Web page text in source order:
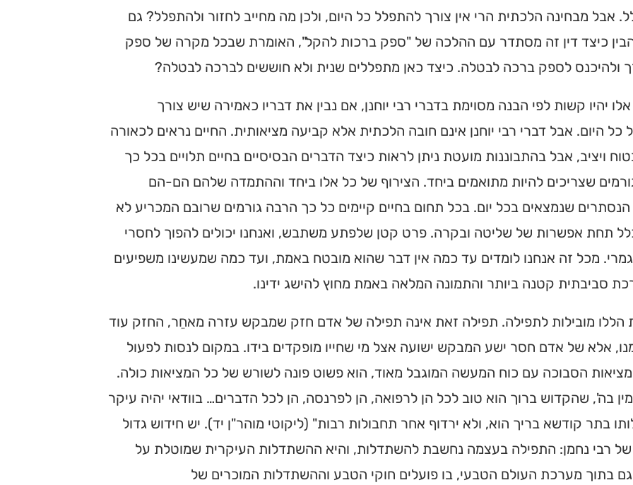
אבל מבחינה הלכתית הרי אין צורך להתפלל כל היום, ולכן מה מחייב לחזור ולהתפלל? גם
כיצד דין זה מסתדר עם ההלכה של "ספק ברכות להקל", האומרת שבכל מקרה של ספק
ולהיכנס לספק ברכה לבטלה. כיצד כאן מתפללים שנית ולא חוששים לברכה לבטלה?
יהיו קשות לפי הבנה מסוימת בדברי רבי יוחנן, אם נבין את דבריו כאמירה שיש צורך
כל היום. אבל דברי רבי יוחנן אינם חובה הלכתית אלא קביעה מציאותית. החיים נראים לכאורה
ויציב, אבל בהתבוננות מועטת ניתן לראות כיצד הדברים הבסיסיים בחיים תלויים בכל כך
שצריכים להיות מתואמים ביחד. הצירוף של כל אלו ביחד וההתמדה שלהם הם-הם
הנסתרים שנמצאים בכל יום. בכל תחום בחיים קיימים כל כך הרבה גורמים שרובם המכריע לא
תחת אפשרות של שליטה ובקרה. פרט קטן שלפתע משתבש, ואנחנו יכולים להפוך לחסרי
מכל זה אנחנו לומדים עד כמה אין דבר שהוא מובטח באמת, ועד כמה שמעשינו משפיעים
סביבתית קטנה ביותר והתמונה המלאה באמת מחוץ להישג ידינו.
הללו מובילות לתפילה. תפילה זאת אינה תפילה של אדם חזק שמבקש עזרה מאחֵר, החזק עוד
אלא של אדם חסר ישע המבקש ישועה אצל מי שחייו מופקדים בידו. במקום לנסות לפעול
הסבוכה עם כוח המעשה המוגבל מאוד, הוא פשוט פונה לשורש של כל המציאות כולה.
בה', שהקדוש ברוך הוא טוב לכל הן לרפואה, הן לפרנסה, הן לכל הדברים… בוודאי יהיה עיקר
בתר קודשא בריך הוא, ולא ירדוף אחר תחבולות רבות" (ליקוטי מוהר"ן יד). יש חידוש גדול
של רבי נחמן: התפילה בעצמה נחשבת להשתדלות, והיא ההשתדלות העיקרית שמוטלת על
בתוך מערכת העולם הטבעי, בו פועלים חוקי הטבע וההשתדלות המוכרים של
כנסת או
זמני תפילות, שיעורי
בלחיצת כפתור.
➔